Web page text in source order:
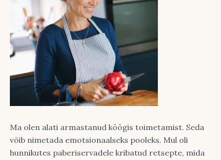
Ma olen alati armastanud köögis toimetamist. Seda
võib nimetada emotsionaalseks pooleks. Mul oli
hunnikutes paberiservadele kribatud retsepte, mida